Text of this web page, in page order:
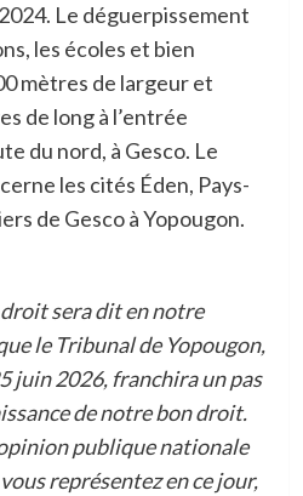
Le déguerpissement
les écoles et bien
mètres de largeur et
de long à l’entrée
du nord, à Gesco. Le
les cités Éden, Pays-
de Gesco à Yopougon.
sera dit en notre
le Tribunal de Yopougon,
juin 2026, franchira un pas
de notre bon droit.
publique nationale
représentez en ce jour,